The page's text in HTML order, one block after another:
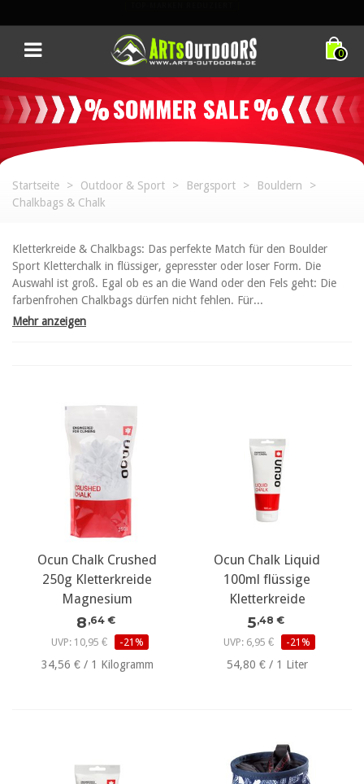
0
Startseite > Outdoor & Sport > Bergsport > Bouldern
>
Chalkbags & Chalk
Kletterkreide & Chalkbags: Das perfekte Match für den Boulder
Sport Kletterchalk in flüssiger, gepresster oder loser Form. Die
Auswahl ist groß. Egal ob es an die Wand oder den Fels geht: Die
farbenfrohen Chalkbags dürfen nicht fehlen. Für...
Mehr anzeigen
Ocun Chalk Crushed
250g Kletterkreide
Magnesium
8 ,64 €
UVP: 10,95 €
-21%
34,56 € / 1 Kilogramm
Ocun Chalk Liquid
100ml flüssige
Kletterkreide
5,48 €
UVP: 6,95 €
-21%
54,80 € / 1 Liter